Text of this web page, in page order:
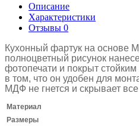
Описание
Характеристики
Отзывы 0
Кухонный фартук на основе
полноцветный рисунок
фотопечати и покрыт стойким
в том, что он удобен для
МДФ не гнется и скрывает
Материал
Размеры